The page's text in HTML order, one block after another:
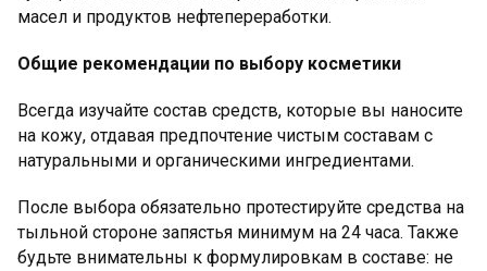
масел и продуктов нефтепереработки.
Общие рекомендации по выбору косметики
Всегда изучайте состав средств, которые вы наносите
на кожу, отдавая предпочтение чистым составам с
натуральными и органическими ингредиентами.
После выбора обязательно протестируйте средства на
тыльной стороне запястья минимум на 24 часа. Также
будьте внимательны к формулировкам в составе: не